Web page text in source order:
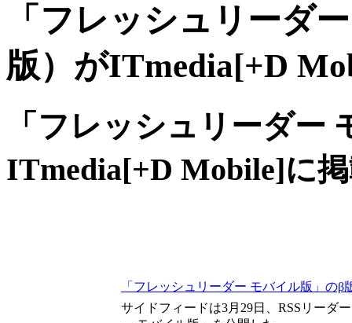
「フレッシュリーダ
版）がITmedia[+D
「フレッシュリーダー
ITmedia[+D Mobile]に
「フレッシュリーダー モバイル版」のβ
サイドフィードは3月29日、RSSリーダ